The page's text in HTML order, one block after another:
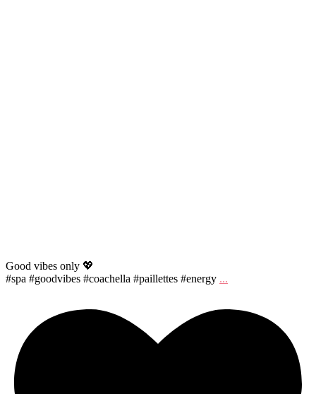
Good vibes only 💖
#spa #goodvibes #coachella #paillettes #energy ...